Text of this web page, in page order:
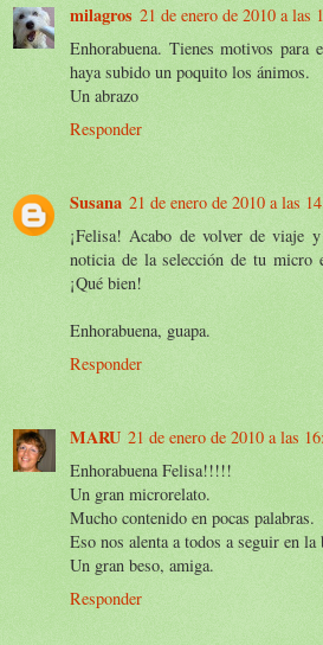
milagros 21 de enero de 2010 a las
Enhorabuena. Tienes motivos para
haya subido un poquito los ánimos.
Un abrazo
Responder
Susana 21 de enero de 2010 a las
¡Felisa! Acabo de volver de viaje
noticia de la selección de tu micro
¡Qué bien!
Enhorabuena, guapa.
Responder
MARU 21 de enero de 2010 a las
Enhorabuena Felisa!!!!!
Un gran microrelato.
Mucho contenido en pocas palabras.
Eso nos alenta a todos a seguir en la
Un gran beso, amiga.
Responder